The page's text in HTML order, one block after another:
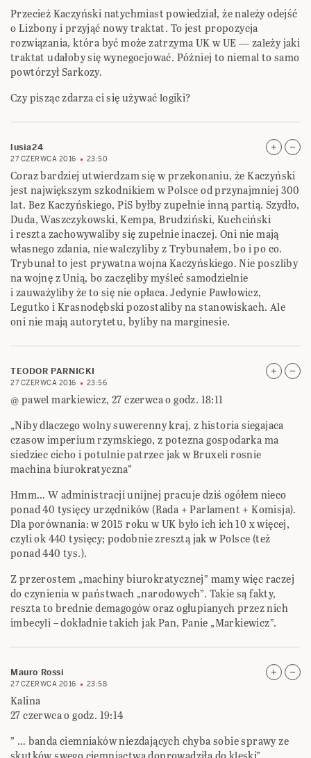
Przecież Kaczyński natychmiast powiedział, że należy odejść
o Lizbony i przyjąć nowy traktat. To jest propozycja
rozwiązania, która być może zatrzyma UK w UE ― zależy jaki
traktat udałoby się wynegocjować. Później to niemal to samo
powtórzył Sarkozy.
Czy pisząc zdarza ci się używać logiki?
lusia24
27 CZERWCA 2016 23:50
Coraz bardziej utwierdzam się w przekonaniu, że Kaczyński
jest największym szkodnikiem w Polsce od przynajmniej 300
lat. Bez Kaczyńskiego, PiS byłby zupełnie inną partią. Szydło,
Duda, Waszczykowski, Kempa, Brudziński, Kuchciński
i reszta zachowywaliby się zupełnie inaczej. Oni nie mają
własnego zdania, nie walczyliby z Trybunałem, bo i po co.
Trybunał to jest prywatna wojna Kaczyńskiego. Nie poszliby
na wojnę z Unią, bo zaczęliby myśleć samodzielnie
i zauważyliby że to się nie opłaca. Jedynie Pawłowicz,
Legutko i Krasnodębski pozostaliby na stanowiskach. Ale
oni nie mają autorytetu, byliby na marginesie.
TEODOR PARNICKI
27 CZERWCA 2016 23:56
@ pawel markiewicz, 27 czerwca o godz. 18:11
„Niby dlaczego wolny suwerenny kraj, z historia siegajaca
czasow imperium rzymskiego, z potezna gospodarka ma
siedziec cicho i potulnie patrzec jak w Bruxeli rosnie
machina biurokratyczna”
Hmm… W administracji unijnej pracuje dziś ogółem nieco
ponad 40 tysięcy urzędników (Rada + Parlament + Komisja).
Dla porównania: w 2015 roku w UK było ich ich 10 x więcej,
czyli ok 440 tysięcy; podobnie zresztą jak w Polsce (też
ponad 440 tys.).
Z przerostem „machiny biurokratycznej” mamy więc raczej
do czynienia w państwach „narodowych”. Takie są fakty,
reszta to brednie demagogów oraz ogłupianych przez nich
imbecyli – dokładnie takich jak Pan, Panie „Markiewicz”.
Mauro Rossi
27 CZERWCA 2016 23:58
Kalina
27 czerwca o godz. 19:14
” … banda ciemniaków niezdających chyba sobie sprawy ze